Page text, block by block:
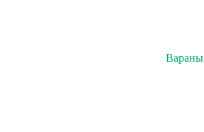
Вараны